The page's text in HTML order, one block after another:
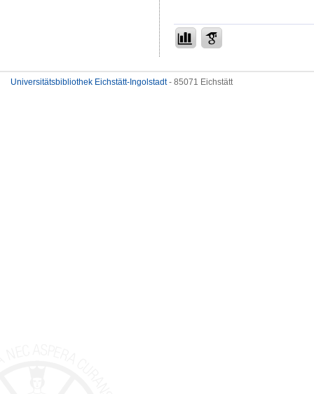
Universitätsbibliothek Eichstätt-Ingolstadt- 85071 Eichstätt